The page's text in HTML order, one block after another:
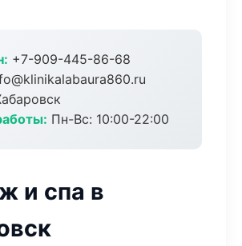
+7-909-445-86-68
Пн-Вс: 10:00-22:00
и спа в